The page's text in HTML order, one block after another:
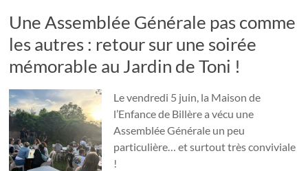
Une Assemblée Générale pas comme
les autres : retour sur une soirée
mémorable au Jardin de Toni !
Le vendredi 5 juin, la Maison de
l’Enfance de Billère a vécu une
Assemblée Générale un peu
particulière… et surtout très conviviale
!